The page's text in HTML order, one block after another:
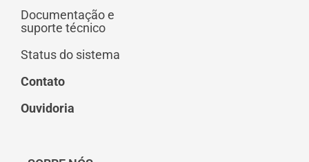
Documentação e
suporte técnico
Status do sistema
Contato
Ouvidoria